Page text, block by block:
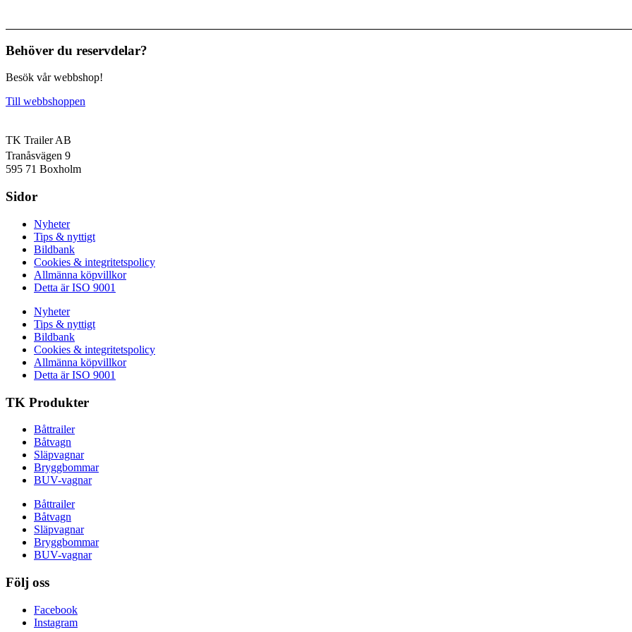
Behöver du reservdelar?
Besök vår webbshop!
Till webbshoppen
TK Trailer AB
Tranåsvägen 9
595 71 Boxholm
Sidor
Nyheter
Tips & nyttigt
Bildbank
Cookies & integritetspolicy
Allmänna köpvillkor
Detta är ISO 9001
Nyheter
Tips & nyttigt
Bildbank
Cookies & integritetspolicy
Allmänna köpvillkor
Detta är ISO 9001
TK Produkter
Båttrailer
Båtvagn
Släpvagnar
Bryggbommar
BUV-vagnar
Båttrailer
Båtvagn
Släpvagnar
Bryggbommar
BUV-vagnar
Följ oss
Facebook
Instagram